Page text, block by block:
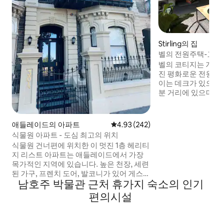
애들레이드의 아파트 평점 4.93점(5점 만점), 후기 242
4.93 (242)
식물원 아파트 - 도심 최고의 위치
식물원 건너편에 위치한 이 멋진 1층 헤리티
지 리스트 아파트는 애들레이드에서 가장
목가적인 지역에 있습니다. 높은 천장, 세련
된 가구, 프렌치 도어, 발코니가 있어 게스트
가 고급스럽게 편안함을 느낄 수 있는 완벽
한 공간을 만듭니다. 최고의 애들레이드 레
스토랑 골든 보이와 아프리카라가 숙소 바
Stirling의 집
벨의 전원주택-고
🍂🎾🌲🐑🐓
벨의 코티지는 개
진 평화로운 전원
이는 데크가 있으
분 거리에 있으며,
남호주 박물관 근처 휴가지 숙소의 인기
편의시설